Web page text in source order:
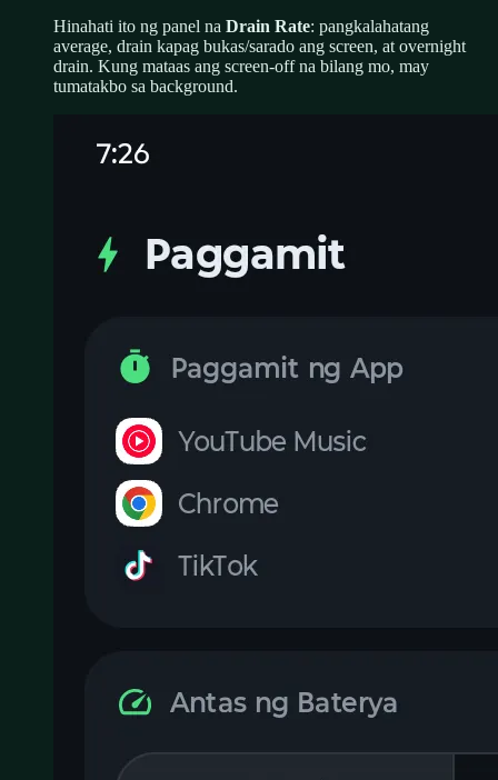
Hinahati ito ng panel na Drain Rate: pangkalahatang
average, drain kapag bukas/sarado ang screen, at overnight
drain. Kung mataas ang screen-off na bilang mo, may
tumatakbo sa background.